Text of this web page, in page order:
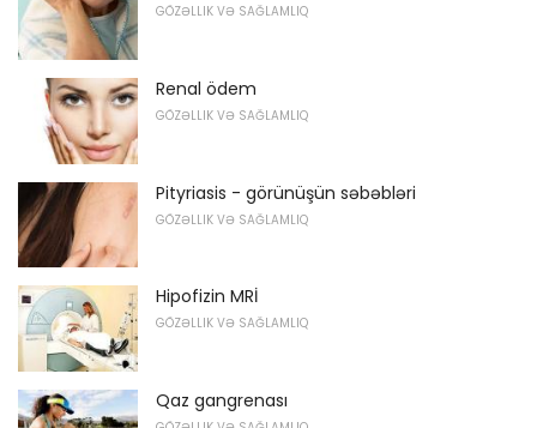
GÖZƏLLIK VƏ SAĞLAMLIQ
Renal ödem
GÖZƏLLIK VƏ SAĞLAMLIQ
Pityriasis - görünüşün səbəbləri
GÖZƏLLIK VƏ SAĞLAMLIQ
Hipofizin MRİ
GÖZƏLLIK VƏ SAĞLAMLIQ
Qaz gangrenası